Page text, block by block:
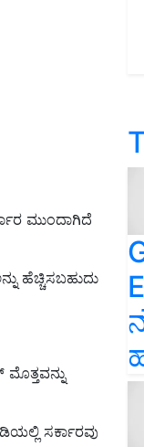
ಮುಂದಾಗಿದೆ
ಹೆಚ್ಚಿಸಬಹುದು
ಸರ್ಕಾರವು